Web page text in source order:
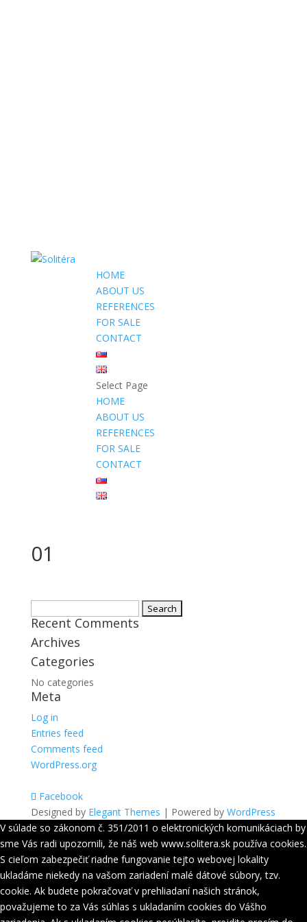
HOME
ABOUT US
REFERENCES
FOR SALE
CONTACT
Select Page
HOME
ABOUT US
REFERENCES
FOR SALE
CONTACT
01
for:
Recent Comments
Archives
Categories
No categories
Meta
Log in
Entries feed
Comments feed
WordPress.org
Facebook
Designed by Elegant Themes | Powered by WordPress
V súlade so zákonom č. 351/2011 o elektronických komunikáciach by
sme Vás radi upozornili, že náš web www.solitera.sk používa cookies.
S cieľom zabezpečiť riadne fungovanie tejto webovej lokality
ukladáme niekedy na vašom zariadení malé dátové súbory, tzv.
cookie. Ak budete pokračovať v prehliadaní našich stránok,
považujeme to za Vás súhlas s ukladaním cookies do Vášho